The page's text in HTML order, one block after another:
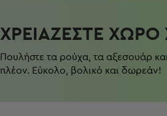
ΧΡΕΙΆΖΕΣΤΕ
Πουλήστε τα ρούχα, τα αξεσουάρ
πλέον. Εύκολο, βολικό και δωρεάν!